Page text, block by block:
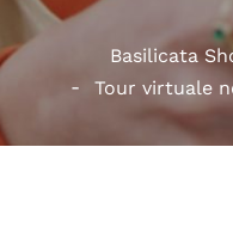
Basilicata
Tour virtuale